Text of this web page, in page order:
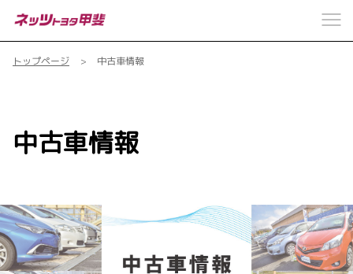
トップページ 中古車情報
中古車情報